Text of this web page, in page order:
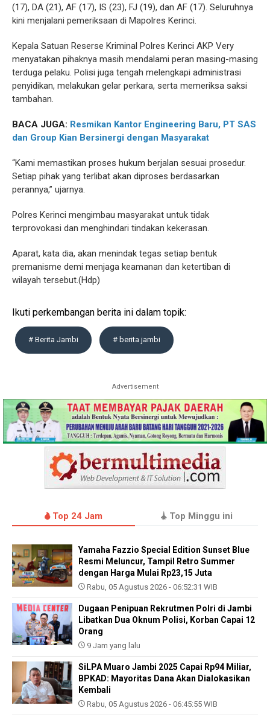
(17), DA (21), AF (17), IS (23), FJ (19), dan AF (17). Seluruhnya
kini menjalani pemeriksaan di Mapolres Kerinci.
Kepala Satuan Reserse Kriminal Polres Kerinci AKP Very
menyatakan pihaknya masih mendalami peran masing-masing
terduga pelaku. Polisi juga tengah melengkapi administrasi
penyidikan, melakukan gelar perkara, serta memeriksa saksi
tambahan.
BACA JUGA: Resmikan Kantor Engineering Baru, PT SAS
dan Group Kian Bersinergi dengan Masyarakat
“Kami memastikan proses hukum berjalan sesuai prosedur.
Setiap pihak yang terlibat akan diproses berdasarkan
perannya,” ujarnya.
Polres Kerinci mengimbau masyarakat untuk tidak
terprovokasi dan menghindari tindakan kekerasan.
Aparat, kata dia, akan menindak tegas setiap bentuk
premanisme demi menjaga keamanan dan ketertiban di
wilayah tersebut.(Hdp)
Ikuti perkembangan berita ini dalam topik:
# Berita Jambi # berita jambi
Advertisement
Top 24 Jam Top Minggu ini
Yamaha Fazzio Special Edition Sunset Blue
Resmi Meluncur, Tampil Retro Summer
dengan Harga Mulai Rp23,15 Juta
Rabu, 05 Agustus 2026 - 06:52:31 WIB
Dugaan Penipuan Rekrutmen Polri di Jambi
Libatkan Dua Oknum Polisi, Korban Capai 12
Orang
9 Jam yang lalu
SiLPA Muaro Jambi 2025 Capai Rp94 Miliar,
BPKAD: Mayoritas Dana Akan Dialokasikan
Kembali
Rabu, 05 Agustus 2026 - 06:45:55 WIB